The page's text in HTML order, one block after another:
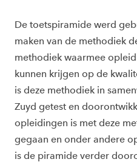
De toetspiramide werd
maken van de methodiek
methodiek waarmee
kunnen krijgen op de
is deze methodiek in
Zuyd getest en
opleidingen is met deze
gegaan en onder andere
is de piramide verder